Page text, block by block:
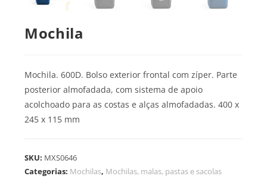
Mochila
Mochila. 600D. Bolso exterior frontal com zíper. Parte
posterior almofadada, com sistema de apoio
acolchoado para as costas e alças almofadadas. 400 x
245 x 115 mm
SKU: MXS0646
Categorias: Mochilas, Mochilas, malas, pastas e sacolas